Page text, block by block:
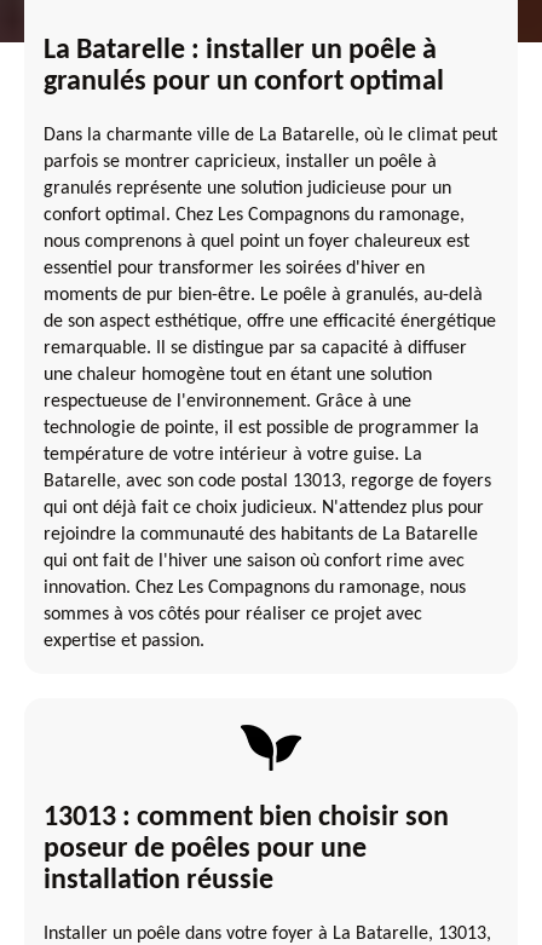
La Batarelle : installer un poêle à
granulés pour un confort optimal
Dans la charmante ville de La Batarelle, où le climat peut
parfois se montrer capricieux, installer un poêle à
granulés représente une solution judicieuse pour un
confort optimal. Chez Les Compagnons du ramonage,
nous comprenons à quel point un foyer chaleureux est
essentiel pour transformer les soirées d'hiver en
moments de pur bien-être. Le poêle à granulés, au-delà
de son aspect esthétique, offre une efficacité énergétique
remarquable. Il se distingue par sa capacité à diffuser
une chaleur homogène tout en étant une solution
respectueuse de l'environnement. Grâce à une
technologie de pointe, il est possible de programmer la
température de votre intérieur à votre guise. La
Batarelle, avec son code postal 13013, regorge de foyers
qui ont déjà fait ce choix judicieux. N'attendez plus pour
rejoindre la communauté des habitants de La Batarelle
qui ont fait de l'hiver une saison où confort rime avec
innovation. Chez Les Compagnons du ramonage, nous
sommes à vos côtés pour réaliser ce projet avec
expertise et passion.
13013 : comment bien choisir son
poseur de poêles pour une
installation réussie
Installer un poêle dans votre foyer à La Batarelle, 13013,